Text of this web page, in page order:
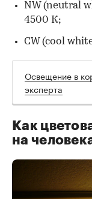
NW (neutral
4500 К;
CW (cool
Освещение в
эксперта
Как
на